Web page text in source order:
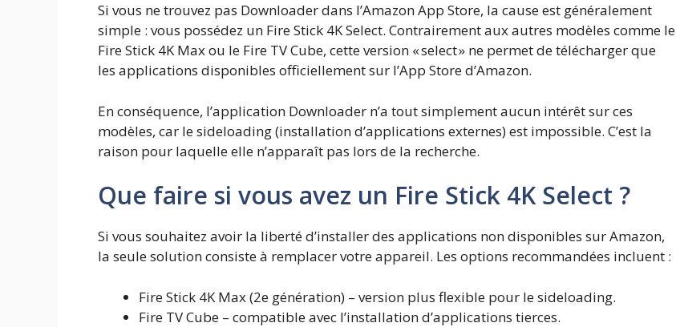
Si vous ne trouvez pas Downloader dans l’Amazon App Store, la cause est généralement
simple : vous possédez un Fire Stick 4K Select. Contrairement aux autres modèles comme le
Fire Stick 4K Max ou le Fire TV Cube, cette version « select » ne permet de télécharger que
les applications disponibles officiellement sur l’App Store d’Amazon.
En conséquence, l’application Downloader n’a tout simplement aucun intérêt sur ces
modèles, car le sideloading (installation d’applications externes) est impossible. C’est la
raison pour laquelle elle n’apparaît pas lors de la recherche.
Que faire si vous avez un Fire Stick 4K Select ?
Si vous souhaitez avoir la liberté d’installer des applications non disponibles sur Amazon,
la seule solution consiste à remplacer votre appareil. Les options recommandées incluent :
Fire Stick 4K Max (2e génération) – version plus flexible pour le sideloading.
Fire TV Cube – compatible avec l’installation d’applications tierces.